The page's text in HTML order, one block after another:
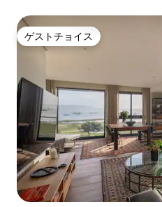
ゲストチョイス
ゲストチョイス